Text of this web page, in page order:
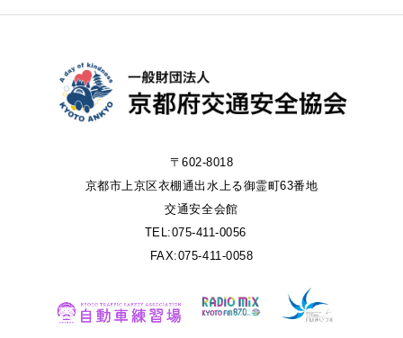
〒602-8018
京都市上京区衣棚通出水上る御霊町63番地
交通安全会館
TEL:075-411-0056
FAX:075-411-0058